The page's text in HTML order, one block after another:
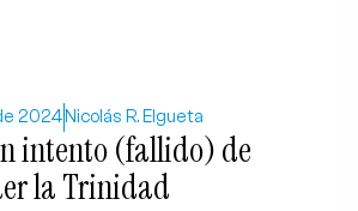
2024 Nicolás R. Elgueta
intento (fallido) de
la Trinidad